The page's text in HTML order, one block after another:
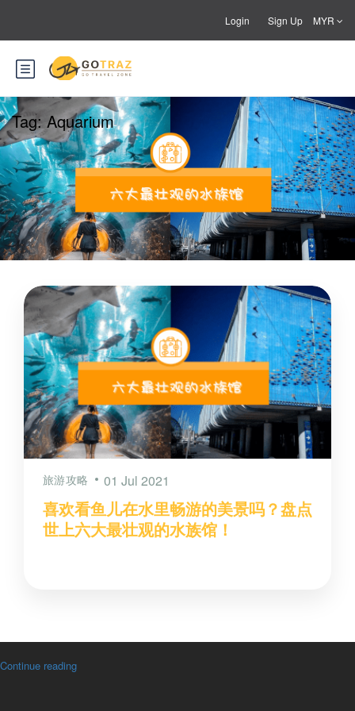
Login Sign Up MYR
Tag: Aquarium
旅游攻略 01 Jul 2021
喜欢看鱼儿在水里畅游的美景吗？盘点
世上六大最壮观的水族馆！
Continue reading